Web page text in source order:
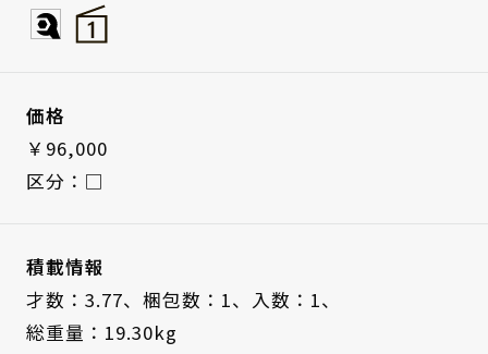
価格
￥96,000
区分：□
積載情報
才数：3.77、 梱包数：1、
入数：1、
総重量：19.30kg